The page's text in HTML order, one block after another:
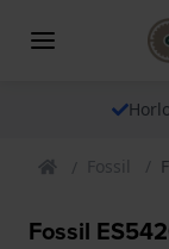
Fossil
Fossil